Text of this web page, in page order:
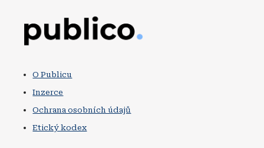
O Publicu
Inzerce
Ochrana osobních údajů
Etický kodex